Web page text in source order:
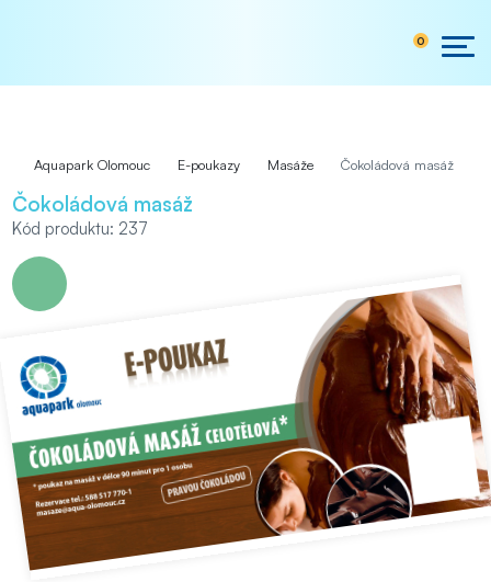
0
Aquapark Olomouc E-poukazy Masáže Čokoládová masáž
Čokoládová masáž
Kód produktu: 237